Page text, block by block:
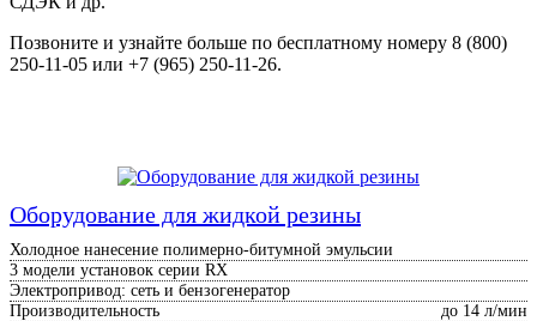
Позвоните и узнайте больше по бесплатному номеру 8 (800)
250-11-05 или +7 (965) 250-11-26.
Оборудование для жидкой резины
Холодное нанесение полимерно-битумной эмульсии
3 модели установок серии RX
Электропривод: сеть и бензогенератор
Производительность
до 14 л/мин